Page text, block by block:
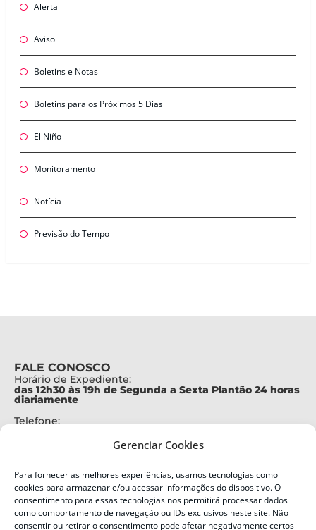
Gerenciar Cookies
Para fornecer as melhores experiências, usamos tecnologias como
cookies para armazenar e/ou acessar informações do dispositivo. O
consentimento para essas tecnologias nos permitirá processar dados
como comportamento de navegação ou IDs exclusivos neste site. Não
consentir ou retirar o consentimento pode afetar negativamente certos
Alerta
Aviso
Boletins e Notas
Boletins para os Próximos 5 Dias
El Niño
Monitoramento
Notícia
Previsão do Tempo
FALE CONOSCO
Horário de Expediente:
das 12h30 às 19h de Segunda a Sexta Plantão 24 horas
diariamente
Telefone:
Alertas Defesa Civil:
SMS 40199
ENDEREÇO